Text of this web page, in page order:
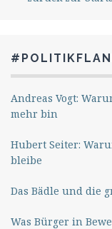
Andreas Vogt:
mehr bin
Hubert Seiter:
bleibe
Das Bädle und die
Was Bürger in